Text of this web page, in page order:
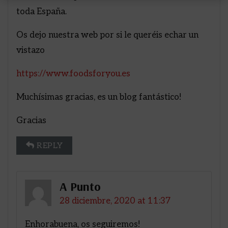
toda España.
Os dejo nuestra web por si le queréis echar un
vistazo
https://www.foodsforyou.es
Muchísimas gracias, es un blog fantástico!
Gracias
REPLY
A Punto
28 diciembre, 2020 at 11:37
Enhorabuena, os seguiremos!